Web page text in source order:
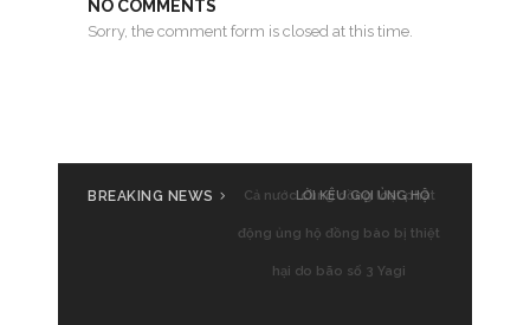
NO COMMENTS
Sorry, the comment form is closed at this time.
BREAKING NEWS Cả nước cùng đồng loạt phát
động ủng hộ đồng bào bị thiệt
hại do bão số 3 Yagi